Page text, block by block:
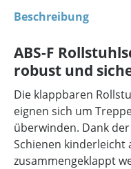
Beschreibung
ABS-F
robust und
Die klappbaren
eignen sich um
überwinden. Dank
Schienen kinderleicht
zusammengeklappt